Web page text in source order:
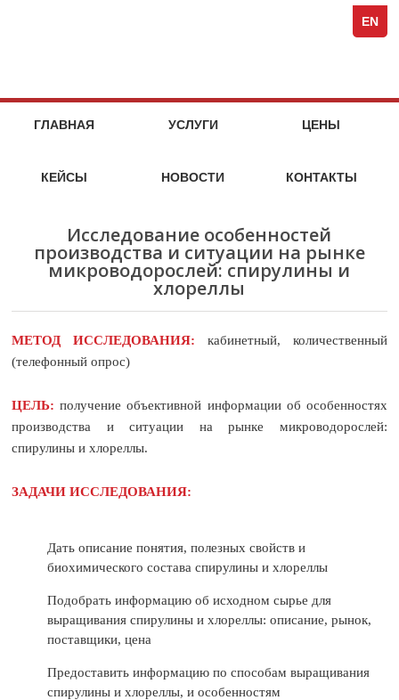
ГЛАВНАЯ
УСЛУГИ
ЦЕНЫ
КЕЙСЫ НОВОСТИ КОНТАКТЫ
Full-
EN
Исследование особенностей
производства и ситуации на рынке
микроводорослей: спирулины и
хлореллы
МЕТОД ИССЛЕДОВАНИЯ: кабинетный, количественный
(телефонный опрос)
ЦЕЛЬ: получение объективной информации об особенностях
производства и ситуации на рынке микроводорослей:
спирулины и хлореллы.
ЗАДАЧИ ИССЛЕДОВАНИЯ:
Дать описание понятия, полезных свойств и
биохимического состава спирулины и хлореллы
Подобрать информацию об исходном сырье для
выращивания спирулины и хлореллы: описание, рынок,
поставщики, цена
Предоставить информацию по способам выращивания
спирулины и хлореллы, и особенностям